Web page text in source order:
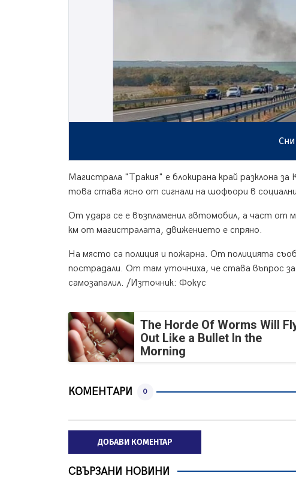
Магистрала "Тракия" е блокирана край разклона
това става ясно от сигнали на шофьори в
От удара се е възпламенил автомобил, а част от
км от магистралата, движението е спряно.
На място са полиция и пожарна. От полицията
пострадали. От там уточниха, че става въпрос
самозапалил. /Източник: Фокус
The Horde Of Worms Will
Out Like a Bullet In the
Morning
КОМЕНТАРИ 0
ДОБАВИ КОМЕНТАР
СВЪРЗАНИ НОВИНИ